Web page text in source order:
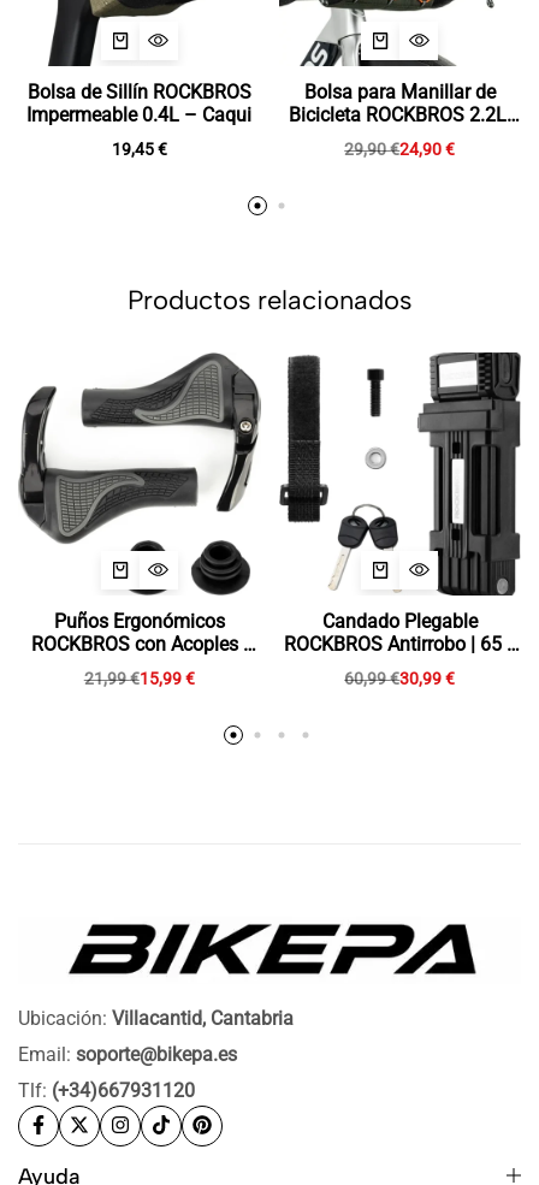
Bolsa de Sillín ROCKBROS
Impermeable 0.4L – Caqui
19,45€
Bolsa para Manillar de
Bicicleta ROCKBROS 2.2L:
Espacio, Estilo y
Versatilidad en tu Ruta
29,90€24,90€
Productos relacionados
Puños Ergonómicos
ROCKBROS con Acoples |
Antideslizantes, Cierre Lock-
On y Soporte para Manillar
21,99€15,99€
Candado Plegable
ROCKBROS Antirrobo | 65 y
88 cm — Para Bici, MTB y
Moto
60,99€30,99€
Ubicación: Villacantid, Cantabria
Email: soporte@bikepa.es
Tlf: (+34)667931120
Ayuda